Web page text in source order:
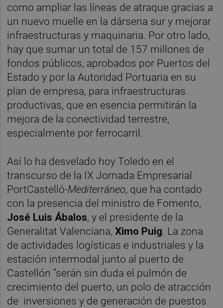
como ampliar las líneas de atraque gracias a
un nuevo muelle en la dársena sur y mejorar
infraestructuras y maquinaria. Por otro lado,
hay que sumar un total de 157 millones de
fondos públicos, aprobados por Puertos del
Estado y por la Autoridad Portuaria en su
plan de empresa, para infraestructuras
productivas, que en esencia permitirán la
mejora de la conectividad terrestre,
especialmente por ferrocarril.
Así lo ha desvelado hoy Toledo en el
transcurso de la IX Jornada Empresarial
PortCastelló-Mediterráneo, que ha contado
con la presencia del ministro de Fomento,
José Luis Ábalos, y el presidente de la
Generalitat Valenciana,Ximo Puig. La zona
de actividades logísticas e industriales y la
estación intermodal junto al puerto de
Castellón “serán sin duda el pulmón de
crecimiento del puerto, un polo de atracción
de inversiones y de generación de puestos